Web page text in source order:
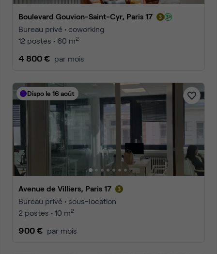
Boulevard Gouvion-Saint-Cyr, Paris 17
Bureau privé • coworking
12 postes • 60 m2
4 800 € par mois
Dispo le 16 août
Avenue de Villiers, Paris 17
Bureau privé • sous-location
2 postes • 10 m2
900 € par mois